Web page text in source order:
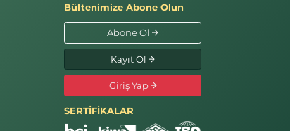
Bültenimize Abone Olun
Abone Ol
Kayıt Ol
Giriş Yap
SERTİFİKALAR